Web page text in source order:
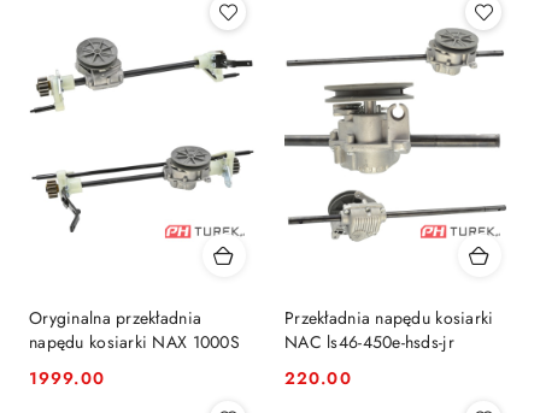
Oryginalna przekładnia
napędu kosiarki NAX 1000S
Cena:
1999.00
Przekładnia napędu kosiarki
NAC ls46-450e-hsds-jr
Cena:
220.00